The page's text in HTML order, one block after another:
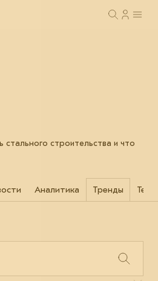
стального строительства и что
Аналитика Тренды